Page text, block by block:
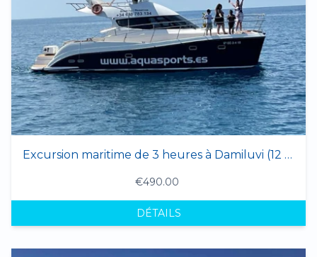
Excursion maritime de 3 heures à Damiluvi (12 personnes max.)
€490.00
DÉTAILS